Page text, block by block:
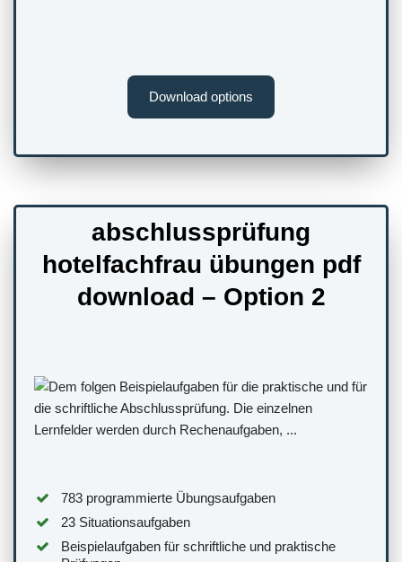
Download options
abschlussprüfung
hotelfachfrau übungen pdf
download – Option 2
783 programmierte Übungsaufgaben
23 Situationsaufgaben
Beispielaufgaben für schriftliche und praktische